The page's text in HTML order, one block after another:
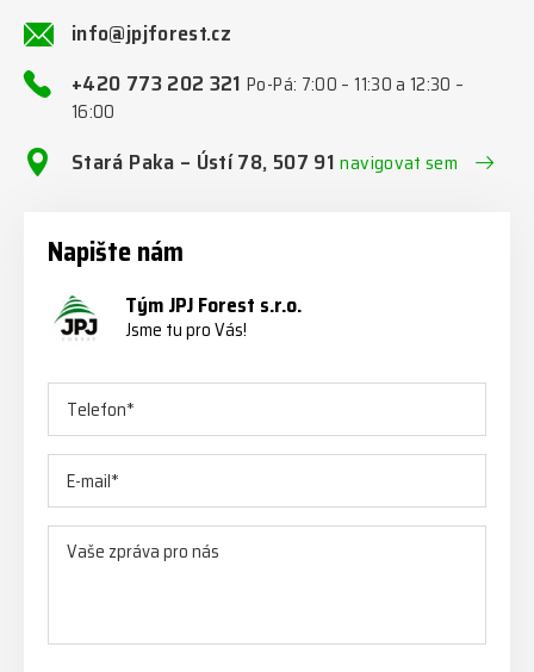
info@jpjforest.cz
+420 773 202 321Po-Pá: 7:00 – 11:30 a 12:30 –
16:00
Stará Paka – Ústí 78, 507 91navigovat sem
Napište nám
Tým JPJ Forest s.r.o.
Jsme tu pro Vás!